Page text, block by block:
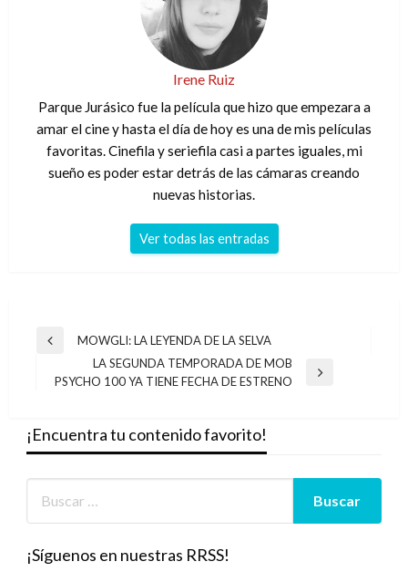
Irene Ruiz
Parque Jurásico fue la película que hizo que empezara a
amar el cine y hasta el día de hoy es una de mis películas
favoritas. Cinefila y seriefila casi a partes iguales, mi
sueño es poder estar detrás de las cámaras creando
nuevas historias.
Ver todas las entradas
Navegación
entradas
Entrada
MOWGLI: LA LEYENDA DE LA SELVA
Entrada
LA SEGUNDA TEMPORADA DE MOB
PSYCHO 100 YA TIENE FECHA DE ESTRENO
¡Encuentra tu contenido favorito!
¡Síguenos en nuestras RRSS!